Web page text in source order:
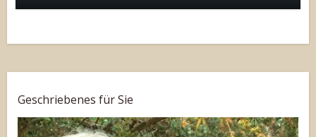
Geschriebenes für Sie